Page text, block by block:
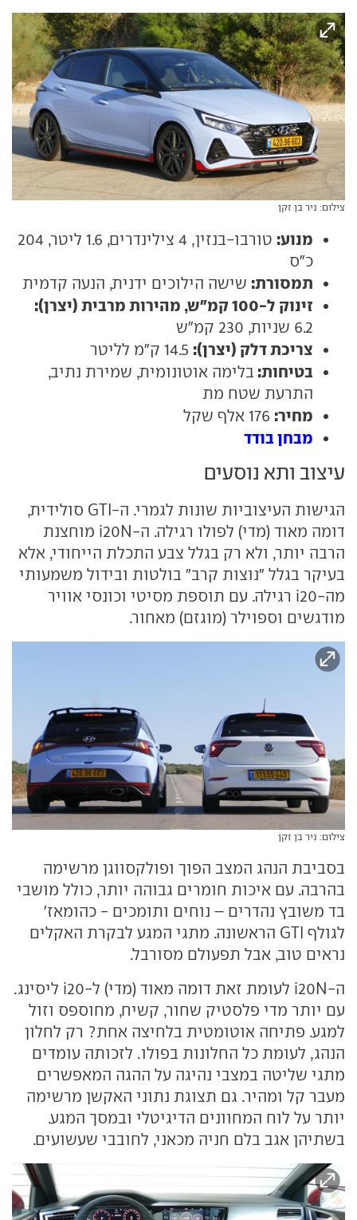
צילום: ניר בן זקן
מנוע:
טורבו-בנזין, 4 צילינדרים, 1.6 ליטר, 204
כ"ס
תמסורת: שישה הילוכים ידנית, הנעה קדמית
זינוק ל-100 קמ"ש, מהירות מרבית (יצרן):
6.2 שניות, 230 קמ"ש
צריכת דלק (יצרן):
בטיחות: בלימה אוטונומית, שמירת נתיב,
התרעת שטח מת
מחיר:
מבחן בודד
עיצוב ותא נוסעים
הגישות העיצוביות שונות לגמרי. ה-GTI סולידית,
דומה מאוד (מדי) לפולו רגילה. ה-i20N מוחצנת
הרבה יותר, ולא רק בגלל צבע התכלת הייחודי, אלא
בעיקר בגלל "נוצות קרב" בולטות ובידול משמעותי
מה-i20 רגילה. עם תוספת מסיטי וכונסי אוויר
מודגשים וספוילר (מוגזם) מאחור.
צילום: ניר בן זקן
בסביבת הנהג המצב הפוך ופולקסווגן מרשימה
בהרבה. עם איכות חומרים גבוהה יותר, כולל מושבי
בד משובץ נהדרים – נוחים ותומכים - כהומאז'
לגולף GTI הראשונה. מתגי המגע לבקרת האקלים
נראים טוב, אבל תפעולם מסורבל.
ה-i20N לעומת זאת דומה מאוד (מדי) ל-i20 ליסינג.
עם יותר מדי פלסטיק שחור, קשיח, מחוספס וזול
למגע. פתיחה אוטומטית בלחיצה אחת? רק לחלון
הנהג, לעומת כל החלונות בפולו. לזכותה עומדים
מתגי שליטה במצבי נהיגה על ההגה המאפשרים
מעבר קל ומהיר. גם תצוגת נתוני האקשן מרשימה
יותר על לוח המחוונים הדיגיטלי ובמסך המגע.
בשתיהן אגב בלם חניה מכאני, לחובבי שעשועים.